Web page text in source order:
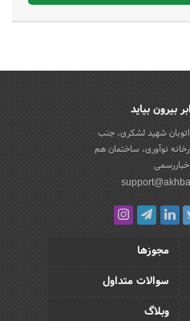
بیرون بیاید
اتوبان شهید لشکری، جنب
نوآوری، ساختمان هم
مجوزها
سوالات متداول
وبلاگ